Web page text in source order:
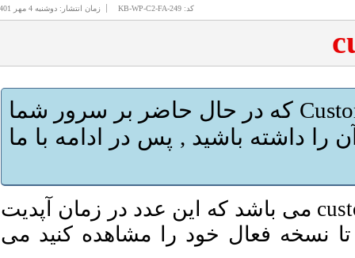
کد: KB-WP-C2-FA-249 زمان انتشار: دوشنبه 4 مهر 1401
شاید قصد داشته باشید از نسخه CustomBuild که در حال حاضر بر سرور شما
داشته باشید , پس در ادامه با ما
در حال حاضر جدید ترین نسخه customBuild 2.0 می باشد که این عدد در زمان آپدیت
نسخه فعال خود را مشاهده کنید می